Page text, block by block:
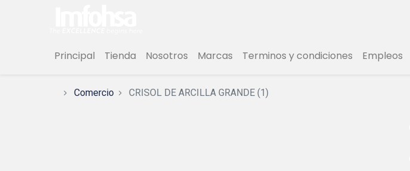
Principal Tienda Nosotros Marcas Terminos y condiciones Empleos
Comercio CRISOL DE ARCILLA GRANDE (1)